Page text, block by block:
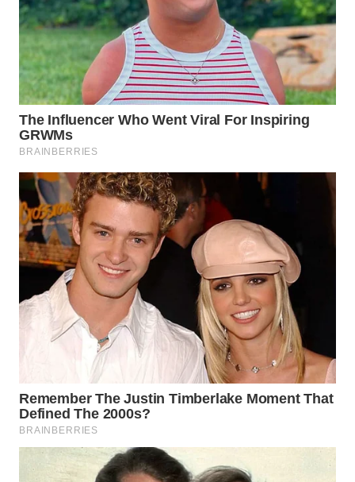
Wahana
Media
Group
WAHANA
NEWS
TANI
WAHANA
ADVOKAT
WAHANA
INFRASTRUKTUR
WAHANA
WAHANA
LISTRIK
WAHANA
TRAVEL